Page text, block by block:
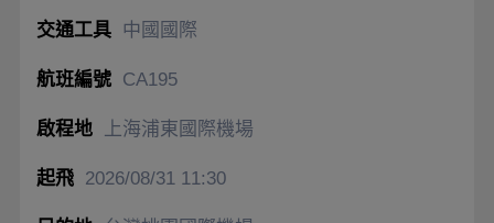
中國國際
CA195
上海浦東國際機場
2026/08/3111:30